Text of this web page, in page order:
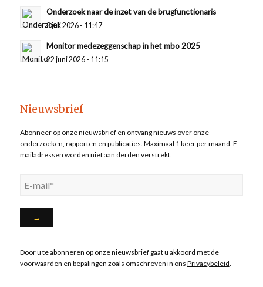
Onderzoek naar de inzet van de brugfunctionaris
8 juli 2026 - 11:47
Monitor medezeggenschap in het mbo 2025
22 juni 2026 - 11:15
Nieuwsbrief
Abonneer op onze nieuwsbrief en ontvang nieuws over onze
onderzoeken, rapporten en publicaties. Maximaal 1 keer per maand. E-
mailadressen worden niet aan derden verstrekt.
Door u te abonneren op onze nieuwsbrief gaat u akkoord met de
voorwaarden en bepalingen zoals omschreven in ons Privacybeleid.